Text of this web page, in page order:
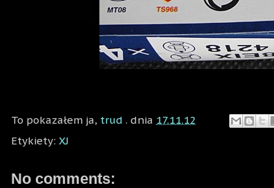
To pokazałem ja, trud . dnia 17.11.12
Etykiety: XJ
No comments: